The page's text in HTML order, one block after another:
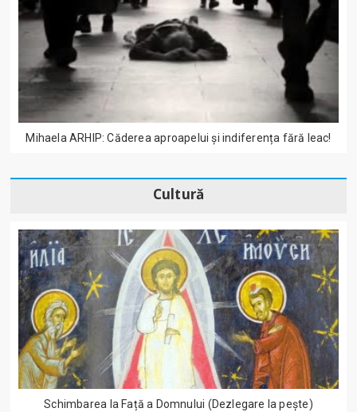
Mihaela ARHIP: Căderea aproapelui și indiferența fără leac!
Cultură
Schimbarea la Față a Domnului (Dezlegare la peşte)